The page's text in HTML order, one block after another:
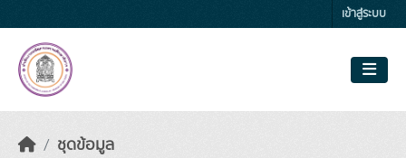
เข้าสู่ระบบ
ชุดข้อมูล